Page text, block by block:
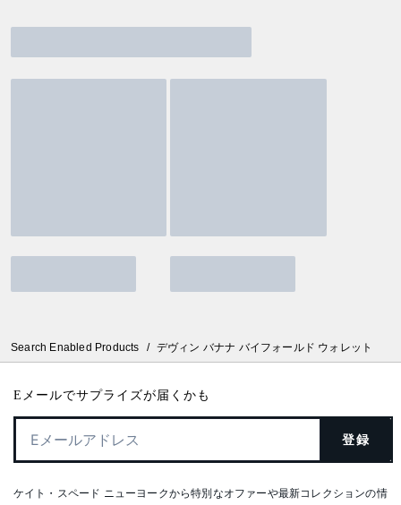
Search Enabled Products / デヴィン バナナ バイフォールド ウォレット
Eメールでサプライズが届くかも
登録
ケイト・スペード ニューヨークから特別なオファーや最新コレクションの情